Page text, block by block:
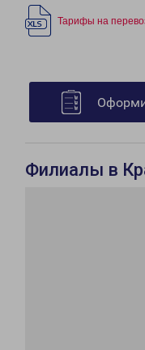
Тарифы на
Филиалы в